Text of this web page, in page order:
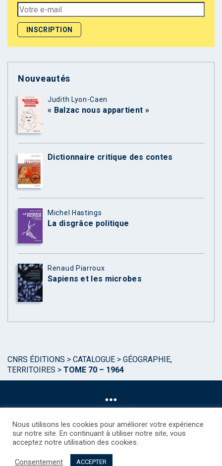
Nouveautés
Judith Lyon-Caen
« Balzac nous appartient »
Dictionnaire critique des contes
Michel Hastings
La disgrâce politique
Renaud Piarroux
Sapiens et les microbes
CNRS ÉDITIONS > CATALOGUE > GÉOGRAPHIE,
TERRITOIRES > TOME 70 – 1964
©CNRS EDITIONS 2025
Droits étrangers / Foreign rights
Nous utilisons les cookies pour améliorer votre expérience
sur notre site. En continuant à utiliser notre site, vous
acceptez notre utilisation des cookies.
Consentement ACCEPTER